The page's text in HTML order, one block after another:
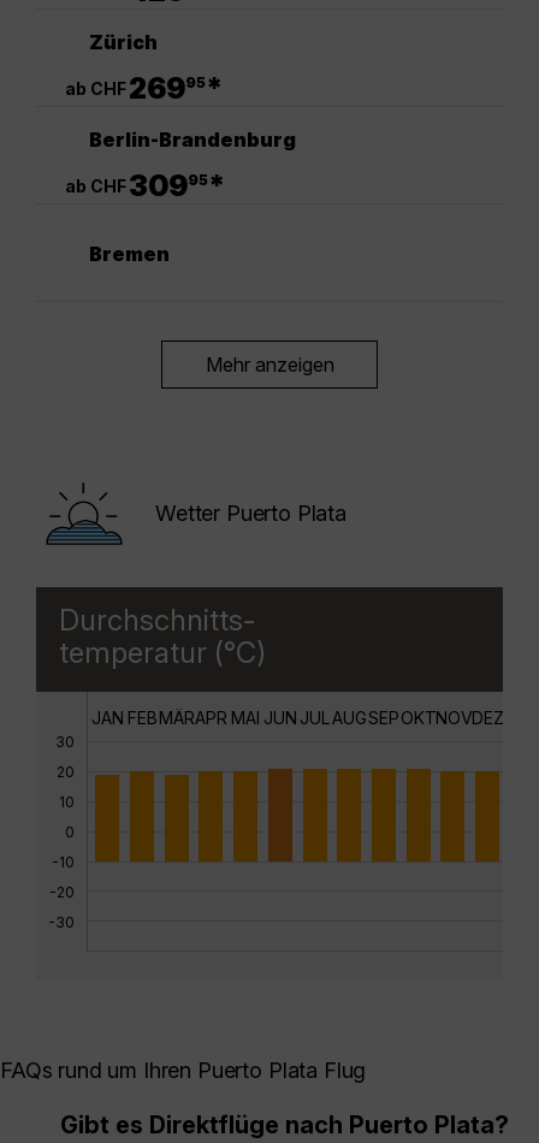
Zürich
ab CHF26995*
Berlin-Brandenburg
ab CHF30995*
Bremen
Mehr anzeigen
Wetter Puerto Plata
Durchschnitts-
temperatur (°C)
30
20
10
0
-10
-20
-30
JAN FEBMÄRAPR MAI JUN JUL AUGSEPOKTNOVDEZ
FAQs rund um Ihren Puerto Plata Flug
Gibt es Direktflüge nach Puerto Plata?